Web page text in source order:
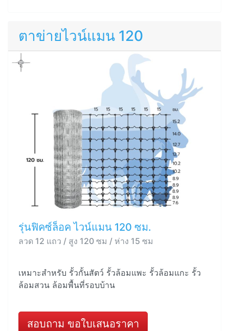
ตาข่ายไวน์แมน 120
รุ่นฟิคซ์ล็อค ไวน์แมน 120 ซม.
ลวด 12 แถว / สูง 120 ซม / ห่าง 15 ซม
เหมาะสำหรับ รั้วกั้นสัตว์ รั้วล้อมแพะ รั้วล้อมแกะ รั้ว
ล้อมสวน ล้อมพื้นที่รอบบ้าน
สอบถาม ขอใบเสนอราคา